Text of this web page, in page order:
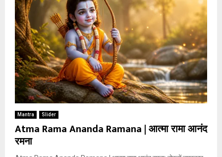
Mantra Slider
Atma Rama Ananda Ramana | आत्मा रामा आनंद
रमना